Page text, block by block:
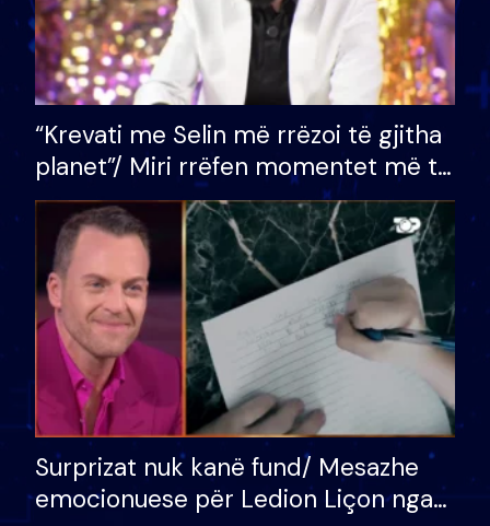
“Krevati me Selin më rrëzoi të gjitha
planet”/ Miri rrëfen momentet më të
bukura në shtëpinë e BB VIP: Do më
mungojë zilja e mëngjesit kur…
Surprizat nuk kanë fund/ Mesazhe
emocionuese për Ledion Liçon nga